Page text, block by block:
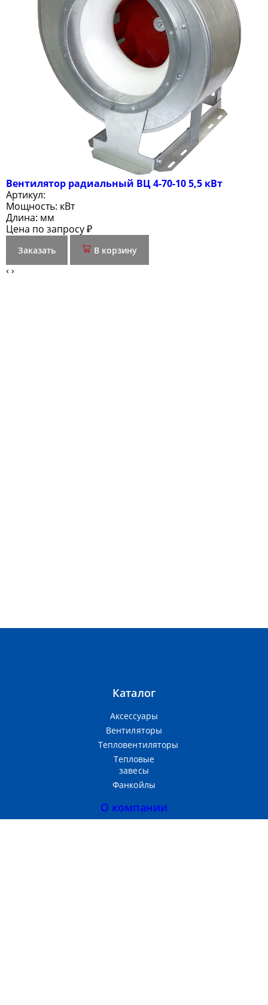
Вентилятор радиальный ВЦ 4-70-10 5,5 кВт
Артикул:
Мощность: кВт
Длина: мм
Цена по запросу ₽
Заказать В корзину
‹ ›
Каталог
Аксессуары
Вентиляторы
Тепловентиляторы
Тепловые
завесы
Фанкойлы
О компании